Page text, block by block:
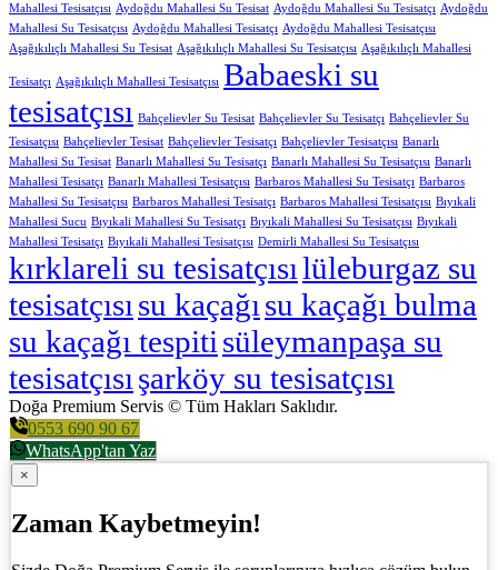
Mahallesi Tesisatçısı Aydoğdu Mahallesi Su Tesisat Aydoğdu Mahallesi Su Tesisatçı Aydoğdu
Mahallesi Su Tesisatçısı Aydoğdu Mahallesi Tesisatçı Aydoğdu Mahallesi Tesisatçısı
Aşağıkılıçlı Mahallesi Su Tesisat Aşağıkılıçlı Mahallesi Su Tesisatçısı Aşağıkılıçlı Mahallesi
Tesisatçı Aşağıkılıçlı Mahallesi Tesisatçısı Babaeski su
tesisatçısı Bahçelievler Su Tesisat Bahçelievler Su Tesisatçı Bahçelievler Su
Tesisatçısı Bahçelievler Tesisat Bahçelievler Tesisatçı Bahçelievler Tesisatçısı Banarlı
Mahallesi Su Tesisat Banarlı Mahallesi Su Tesisatçı Banarlı Mahallesi Su Tesisatçısı Banarlı
Mahallesi Tesisatçı Banarlı Mahallesi Tesisatçısı Barbaros Mahallesi Su Tesisatçı Barbaros
Mahallesi Su Tesisatçısı Barbaros Mahallesi Tesisatçı Barbaros Mahallesi Tesisatçısı Bıyıkali
Mahallesi Sucu Bıyıkali Mahallesi Su Tesisatçı Bıyıkali Mahallesi Su Tesisatçısı Bıyıkali
Mahallesi Tesisatçı Bıyıkali Mahallesi Tesisatçısı Demirli Mahallesi Su Tesisatçısı
kırklareli su tesisatçısılüleburgaz su
tesisatçısı su kaçağı su kaçağı bulma
su kaçağı tespiti süleymanpaşa su
tesisatçısı şarköy su tesisatçısı
Doğa Premium Servis © Tüm Hakları Saklıdır.
0553 690 90 67
WhatsApp'tan Yaz
×
Zaman Kaybetmeyin!